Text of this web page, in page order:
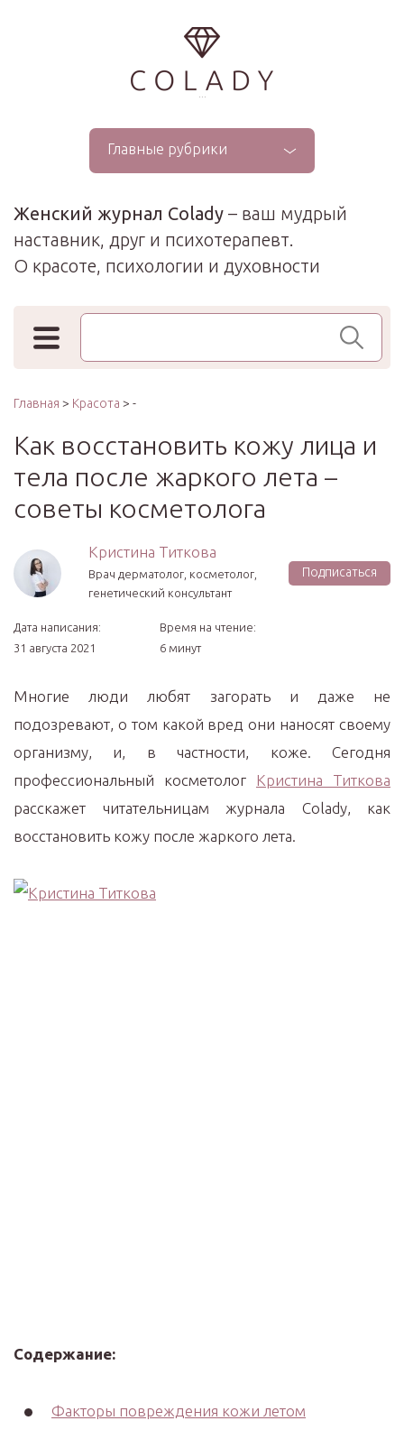
...
Главные рубрики
Женский журнал Colady – ваш мудрый
наставник, друг и психотерапевт.
О красоте, психологии и духовности
Поиск по сайту
Главная > Красота > -
Как восстановить кожу лица и
тела после жаркого лета –
советы косметолога
Кристина Титкова
Врач дерматолог, косметолог,
генетический консультант
Подписаться
Дата написания:
31 августа 2021
Время на чтение:
6 минут
Многие люди любят загорать и даже не
подозревают, о том какой вред они наносят своему
организму, и, в частности, коже. Сегодня
профессиональный косметолог Кристина Титкова
расскажет читательницам журнала Colady, как
восстановить кожу после жаркого лета.
Содержание:
Факторы повреждения кожи летом